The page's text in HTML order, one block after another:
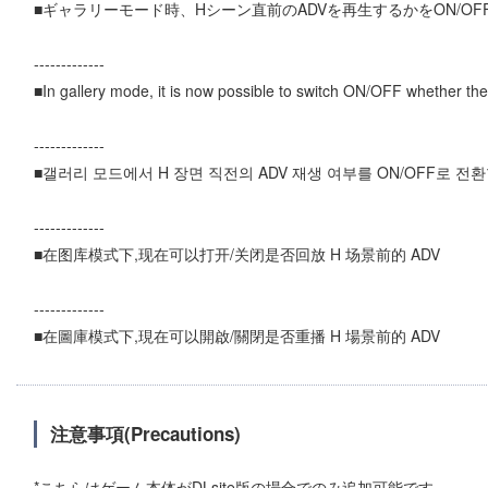
■ギャラリーモード時、Hシーン直前のADVを再生するかをON/
-------------
■In gallery mode, it is now possible to switch ON/OFF whether
-------------
■갤러리 모드에서 H 장면 직전의 ADV 재생 여부를 ON/OFF로 전
-------------
■在图库模式下,现在可以打开/关闭是否回放 H 场景前的 ADV
-------------
■在圖庫模式下,現在可以開啟/關閉是否重播 H 場景前的 ADV
注意事項(Precautions)